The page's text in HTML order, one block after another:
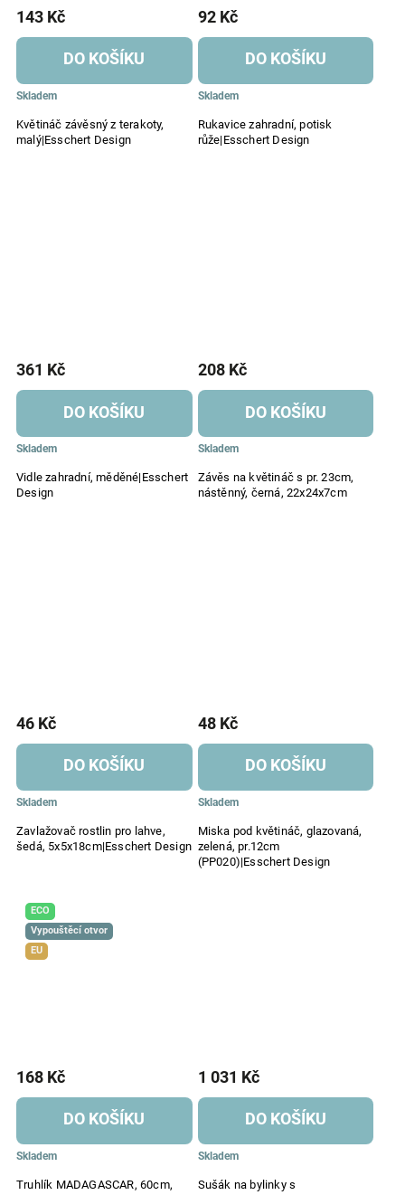
Květináč závěsný z terakoty,
malý|Esschert Design
Skladem
143 Kč
DO KOŠÍKU
Rukavice zahradní, potisk
růže|Esschert Design
Skladem
92 Kč
DO KOŠÍKU
Vidle zahradní, měděné|Esschert
Design
Skladem
361 Kč
DO KOŠÍKU
Závěs na květináč s pr. 23cm,
nástěnný, černá, 22x24x7cm
Skladem
208 Kč
DO KOŠÍKU
Zavlažovač rostlin pro lahve,
šedá, 5x5x18cm|Esschert Design
Skladem
46 Kč
DO KOŠÍKU
Miska pod květináč, glazovaná,
zelená, pr.12cm
(PP020)|Esschert Design
Skladem
48 Kč
DO KOŠÍKU
ECO
Vypouštěcí otvor
EU
Truhlík MADAGASCAR, 60cm,
Skladem
168 Kč
DO KOŠÍKU
Sušák na bylinky s
Skladem
1 031 Kč
DO KOŠÍKU